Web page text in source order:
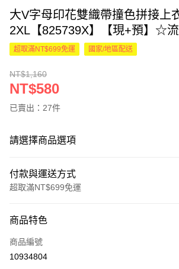
大V字母印花雙織帶撞色拼接上
2XL【825739X】【現+預】☆
超取滿NT$699免運 國家/地區配送
NT$1,160
NT$580
已賣出：27件
請選擇商品選項
付款與運送方式
超取滿NT$699免運
信用卡一次付款
超商取貨付款
商品特色
商品編號
10934804